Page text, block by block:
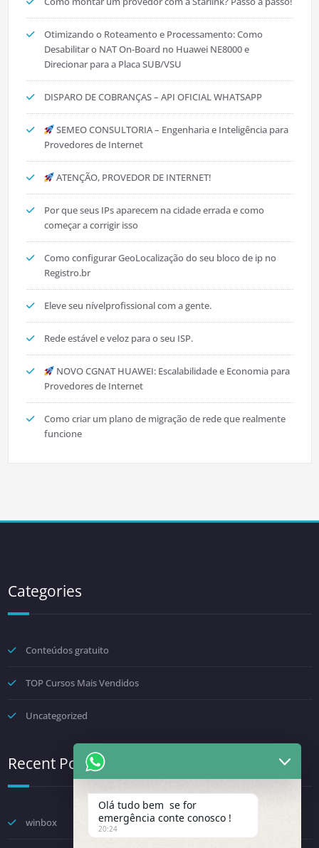
Otimizando o Roteamento e Processamento: Como
Desabilitar o NAT On-Board no Huawei NE8000 e
Direcionar para a Placa SUB/VSU
DISPARO DE COBRANÇAS – API OFICIAL WHATSAPP
SEMEO CONSULTORIA – Engenharia e Inteligência para
Provedores de Internet
ATENÇÃO, PROVEDOR DE INTERNET!
Por que seus IPs aparecem na cidade errada e como
começar a corrigir isso
Como configurar GeoLocalização do seu bloco de ip no
Registro.br
Eleve seu nívelprofissional com a gente.
Rede estável e veloz para o seu ISP.
NOVO CGNAT HUAWEI: Escalabilidade e Economia para
Provedores de Internet
Como criar um plano de migração de rede que realmente
funcione
Categories
Conteúdos gratuito
TOP Cursos Mais Vendidos
Uncategorized
Recent Posts
winbox
Olá tudo bem se for
emergência conte conosco !
20:24